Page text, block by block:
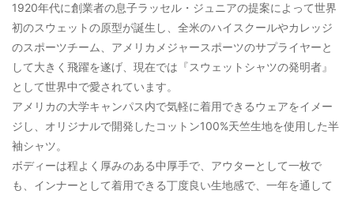
1920年代に創業者の息子ラッセル・ジュニアの提案によって世界
初のスウェットの原型が誕生し、全米のハイスクールやカレッジ
のスポーツチーム、アメリカメジャースポーツのサプライヤーと
して大きく飛躍を遂げ、現在では『スウェットシャツの発明者』
として世界中で愛されています。
アメリカの大学キャンパス内で気軽に着用できるウェアをイメー
ジし、オリジナルで開発したコットン100%天竺生地を使用した半
袖シャツ。
ボディーは程よく厚みのある中厚手で、アウターとして一枚で
も、インナーとして着用できる丁度良い生地感で、一年を通して